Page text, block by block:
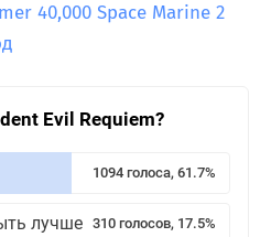
40,000 Space Marine 2
Evil Requiem?
1094 голоса, 61.7%
лучше 310 голосов, 17.5%